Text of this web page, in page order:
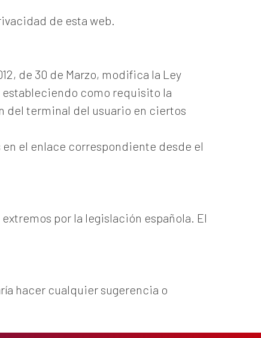
de esta web.
de 30 de Marzo, modifica la Ley
como requisito la
del terminal del usuario en ciertos
el enlace correspondiente desde el
por la legislación española. El
hacer cualquier sugerencia o